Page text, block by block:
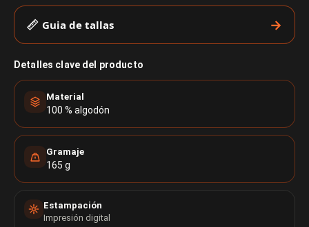
Guia de tallas
Detalles clave del producto
Material
100 % algodón
Gramaje
165 g
Estampación
Impresión digital